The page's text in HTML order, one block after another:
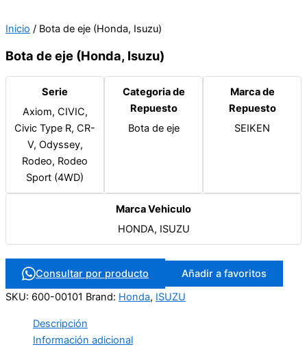
Inicio / Bota de eje (Honda, Isuzu)
Bota de eje (Honda, Isuzu)
Serie
Axiom, CIVIC,
Civic Type R, CR-
V, Odyssey,
Rodeo, Rodeo
Sport (4WD)
Categoria de
Repuesto
Bota de eje
Marca de
Repuesto
SEIKEN
Marca Vehiculo
HONDA, ISUZU
Consultar por producto
Añadir a favoritos
SKU: 600-00101 Brand: Honda, ISUZU
Descripción
Información adicional